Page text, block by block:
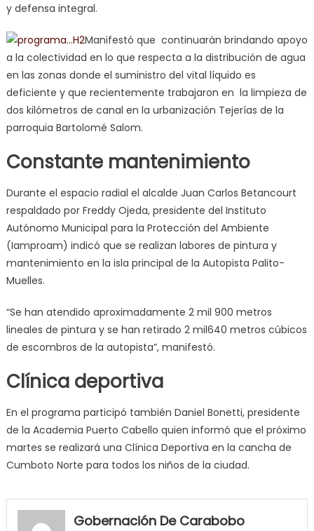
y defensa integral.
Manifestó que continuarán brindando apoyo
a la colectividad en lo que respecta a la distribución de agua
en las zonas donde el suministro del vital líquido es
deficiente y que recientemente trabajaron en la limpieza de
dos kilómetros de canal en la urbanización Tejerías de la
parroquia Bartolomé Salom.
Constante mantenimiento
Durante el espacio radial el alcalde Juan Carlos Betancourt
respaldado por Freddy Ojeda, presidente del Instituto
Autónomo Municipal para la Protección del Ambiente
(Iamproam) indicó que se realizan labores de pintura y
mantenimiento en la isla principal de la Autopista Palito-
Muelles.
“Se han atendido aproximadamente 2 mil 900 metros
lineales de pintura y se han retirado 2 mil640 metros cúbicos
de escombros de la autopista”, manifestó.
Clínica deportiva
En el programa participó también Daniel Bonetti, presidente
de la Academia Puerto Cabello quien informó que el próximo
martes se realizará una Clínica Deportiva en la cancha de
Cumboto Norte para todos los niños de la ciudad.
my
neighbor
Gobernación De Carabobo